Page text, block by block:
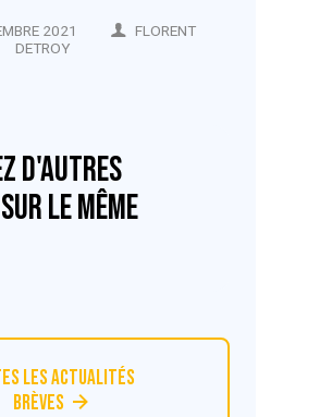
2021
FLORENT
DETROY
d'autres
le même
les actualités
Brèves